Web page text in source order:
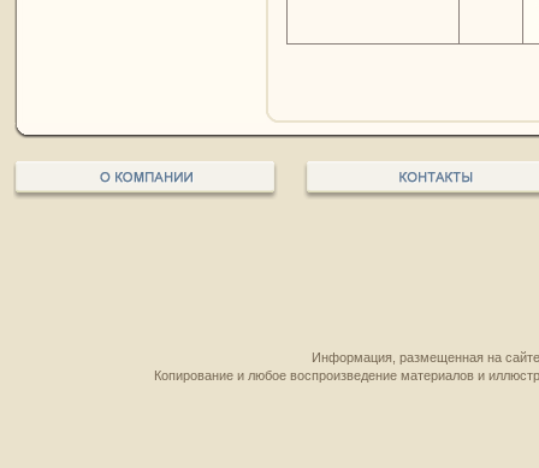
Информация, размещенная на
Копирование и любое воспроизведение материалов и